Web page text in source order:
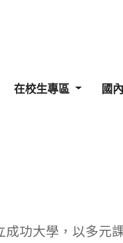
在校生專區 國
功大學，以多元